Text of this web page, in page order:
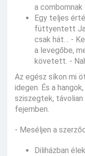
a
Egy teljes
füttyentett
csak hát… -
a levegőbe,
követett. -
Az egész síkon mi
idegen. És a
sziszegtek, távolian
fejemben.
- Meséljen a
Diliházban